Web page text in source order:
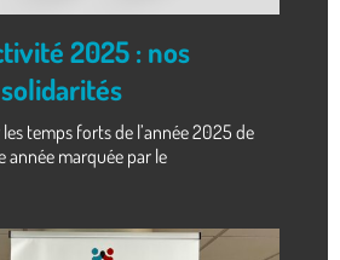
2025 : nos
temps forts de l’année 2025 de
année marquée par le